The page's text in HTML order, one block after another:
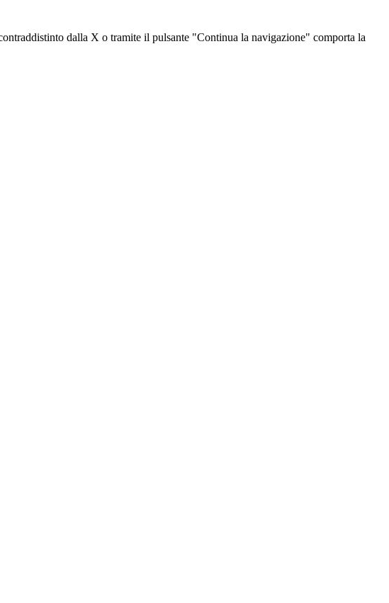
dalla X o tramite il pulsante "Continua la navigazione" comporta la